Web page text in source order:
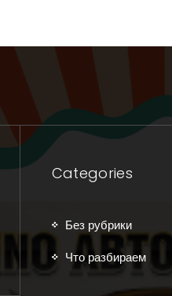
Categories
Без рубрики
Что разбираем